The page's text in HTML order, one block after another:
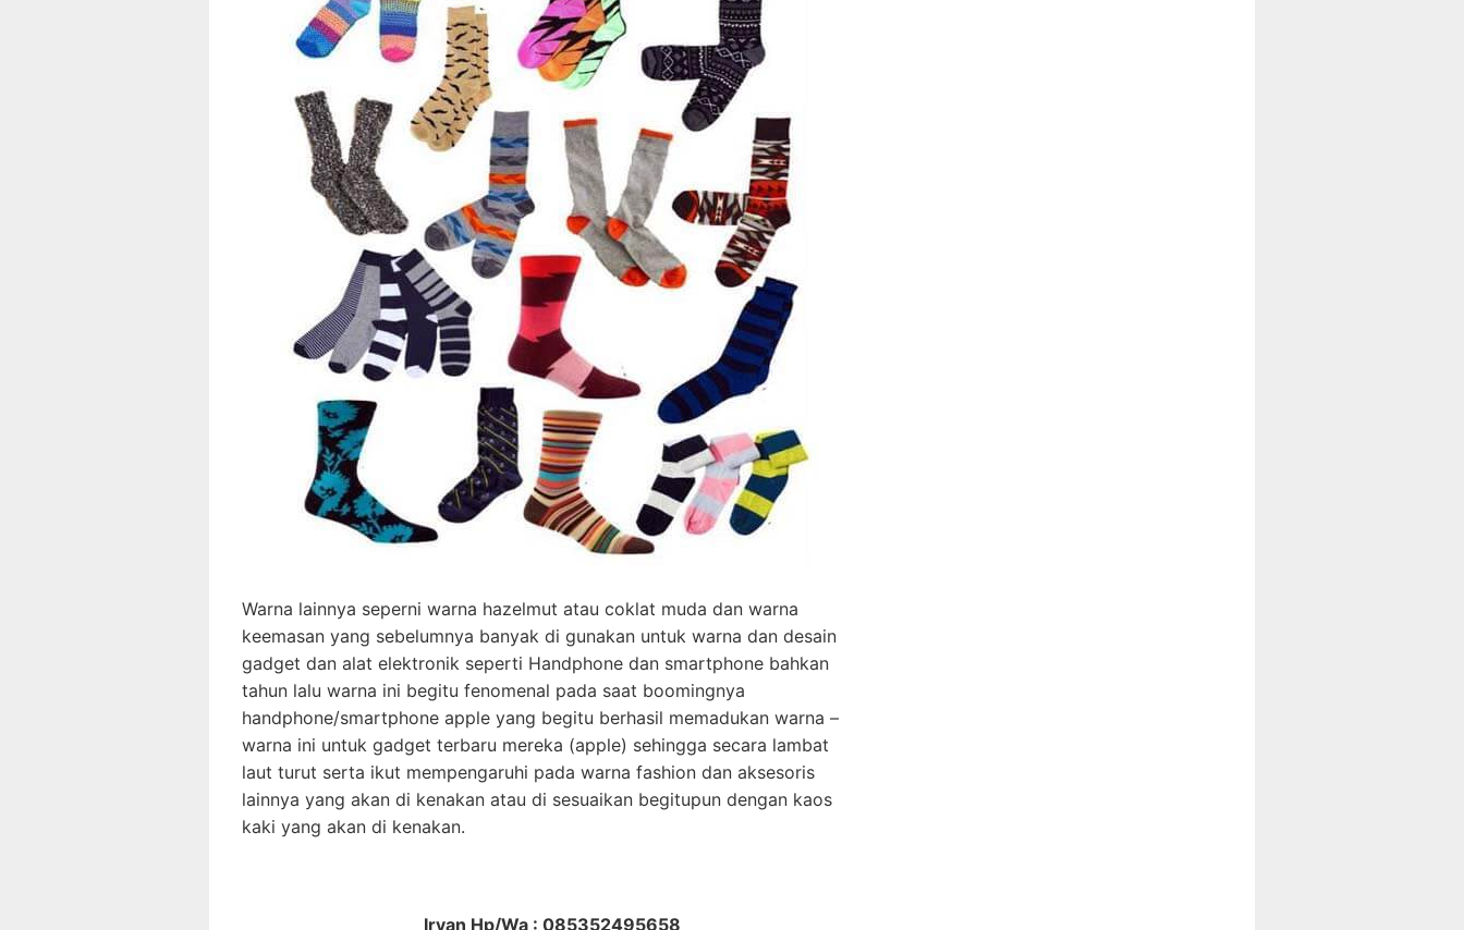
Warna lainnya seperni warna hazelmut atau coklat muda dan warna
keemasan yang sebelumnya banyak di gunakan untuk warna dan desain
gadget dan alat elektronik seperti Handphone dan smartphone bahkan
tahun lalu warna ini begitu fenomenal pada saat boomingnya
handphone/smartphone apple yang begitu berhasil memadukan warna –
warna ini untuk gadget terbaru mereka (apple) sehingga secara lambat
laut turut serta ikut mempengaruhi pada warna fashion dan aksesoris
lainnya yang akan di kenakan atau di sesuaikan begitupun dengan kaos
kaki yang akan di kenakan.
Irvan Hp/Wa : 085352495658